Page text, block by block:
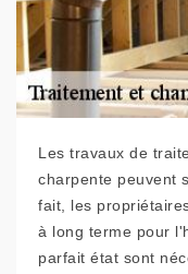
Les travaux de
charpente peuvent
fait, les
à long terme pour
parfait état sont